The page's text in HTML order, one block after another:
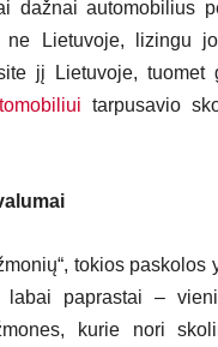
dažnai automobilius
ne Lietuvoje, lizingu
jį Lietuvoje, tuomet
tarpusavio
tokios
labai paprastai –
kurie nori